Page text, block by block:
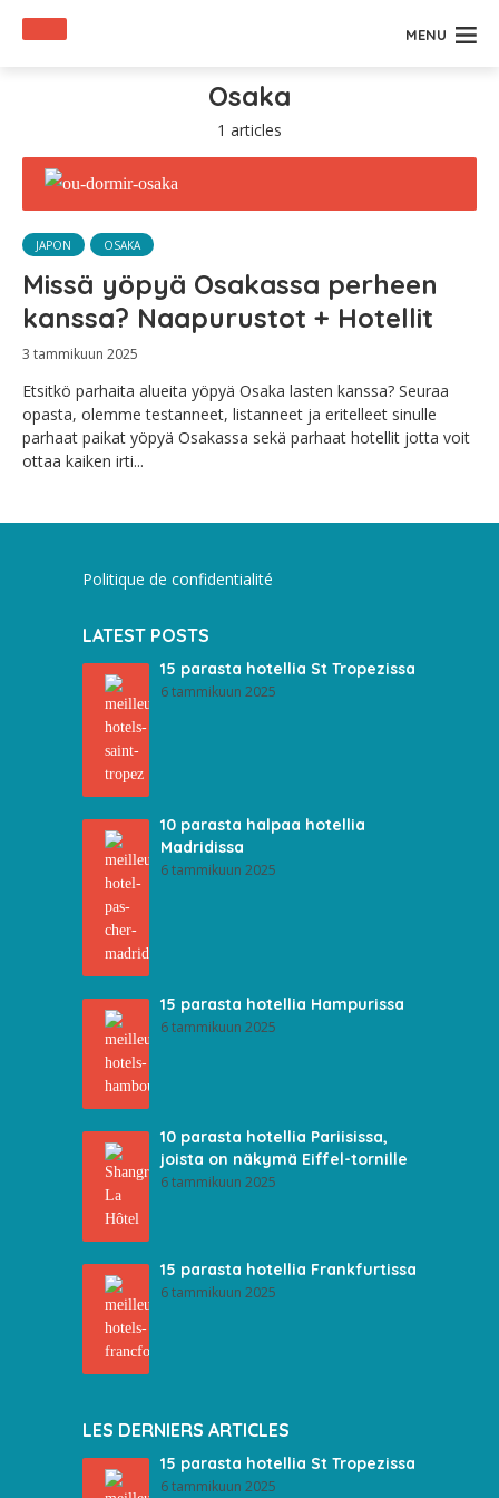
MENU
Osaka
1 articles
JAPON OSAKA
Missä yöpyä Osakassa perheen
kanssa? Naapurustot + Hotellit
3 tammikuun 2025
Etsitkö parhaita alueita yöpyä Osaka lasten kanssa? Seuraa
opasta, olemme testanneet, listanneet ja eritelleet sinulle
parhaat paikat yöpyä Osakassa sekä parhaat hotellit jotta voit
ottaa kaiken irti...
Politique de confidentialité
LATEST POSTS
15 parasta hotellia St Tropezissa
6 tammikuun 2025
10 parasta halpaa hotellia
Madridissa
6 tammikuun 2025
15 parasta hotellia Hampurissa
6 tammikuun 2025
10 parasta hotellia Pariisissa,
joista on näkymä Eiffel-tornille
6 tammikuun 2025
15 parasta hotellia Frankfurtissa
6 tammikuun 2025
LES DERNIERS ARTICLES
15 parasta hotellia St Tropezissa
6 tammikuun 2025